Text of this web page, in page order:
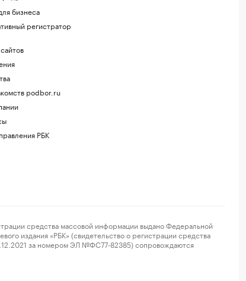
бизнеса
регистратор
podbor.ru
РБК
средства массовой информации выдано Федеральной
издания «РБК» (свидетельство о регистрации средства
за номером ЭЛ №ФС77-82385) сопровождаются